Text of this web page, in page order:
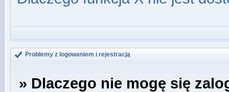
Problemy z logowaniem i rejestracją
» Dlaczego nie mogę się